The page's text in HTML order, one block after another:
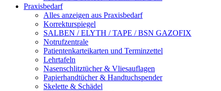
Praxisbedarf
Alles anzeigen aus Praxisbedarf
Korrekturspiegel
SALBEN / ELYTH / TAPE / BSN GAZOFIX
Notrufzentrale
Patientenkarteikarten und Terminzettel
Lehrtafeln
Nasenschlitztücher & Vliesauflagen
Papierhandtücher & Handtuchspender
Skelette & Schädel